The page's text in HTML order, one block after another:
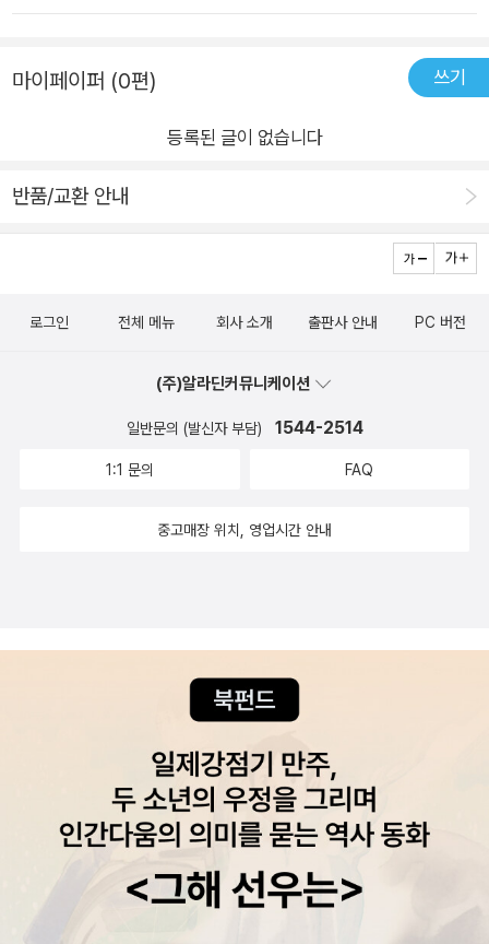
기를 낮추고 친절하게 쓴 글에 입꼬리를 자주 올리며 읽었다. 작
가가 그랬던 것처럼 나에게도 있는 많은 조각들을 잇대고 꿰매어
나만의 감상을 갖고 싶은 욕심이 생긴다. 좋은 사람들에게 선물하
마이페이퍼 (0편) 쓰기
등록된 글이 없습니다
반품/교환 안내
로그인 전체 메뉴 회사 소개 출판사 안내 PC 버전
(주)알라딘커뮤니케이션
일반문의 (발신자 부담) 1544-2514
1:1 문의 FAQ
중고매장 위치, 영업시간 안내